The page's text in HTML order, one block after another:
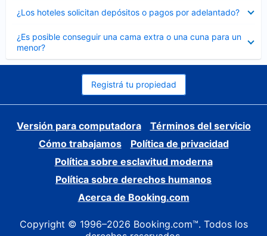
¿Los hoteles solicitan depósitos o pagos por adelantado?
cerrado
¿Es posible conseguir una cama extra o una cuna para un
menor?
cerrado
Registrá tu propiedad
Versión para computadora
Términos del servicio
Cómo trabajamos
Política de privacidad
Política sobre esclavitud moderna
Política sobre derechos humanos
Acerca de Booking.com
Copyright © 1996–2026 Booking.com™. Todos los